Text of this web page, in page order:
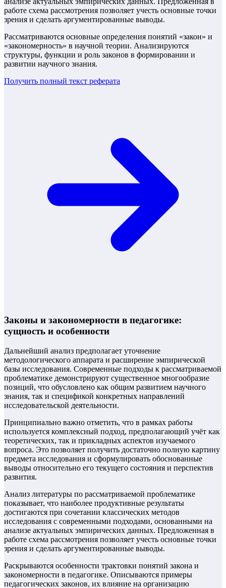
работе схема рассмотрения позволяет учесть основные точки
зрения и сделать аргументированные выводы.
Рассматриваются основные определения понятий «закон» и
«закономерность» в научной теории. Анализируются
структуры, функции и роль законов в формировании и
развитии научного знания.
Получить полный текст реферата
Законы и закономерности в педагогике:
сущность и особенности
Дальнейший анализ предполагает уточнение
методологического аппарата и расширение эмпирической
базы исследования. Современные подходы к рассматриваемой
проблематике демонстрируют существенное многообразие
позиций, что обусловлено как общим развитием научного
знания, так и спецификой конкретных направлений
исследовательской деятельности.
Принципиально важно отметить, что в рамках работы
используется комплексный подход, предполагающий учёт как
теоретических, так и прикладных аспектов изучаемого
вопроса. Это позволяет получить достаточно полную картину
предмета исследования и сформулировать обоснованные
выводы относительно его текущего состояния и перспектив
развития.
Анализ литературы по рассматриваемой проблематике
показывает, что наиболее продуктивные результаты
достигаются при сочетании классических методов
исследования с современными подходами, основанными на
анализе актуальных эмпирических данных. Предложенная в
работе схема рассмотрения позволяет учесть основные точки
зрения и сделать аргументированные выводы.
Раскрываются особенности трактовки понятий закона и
закономерности в педагогике. Описываются примеры
педагогических законов, их влияние на организацию